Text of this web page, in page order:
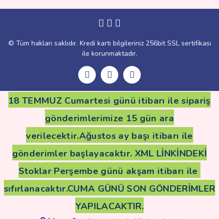
© Tüm hakları saklıdır. Kredi kartı bilgileriniz 256bit SSL sertifikası
ile korunmaktadır.
18 TEMMUZ Cumartesi günü itibarı ile sipariş
gönderimlerimize 15 gün ara
verilecektir.Ağustos ay başı itibarı ile
gönderimler başlayacaktır. XML LİNKİNDEKİ
Stoklar Perşembe günü akşam itibarı ile
sıfırlanacaktır.CUMA GÜNÜ SON GÖNDERİMLER
YAPILACAKTIR.